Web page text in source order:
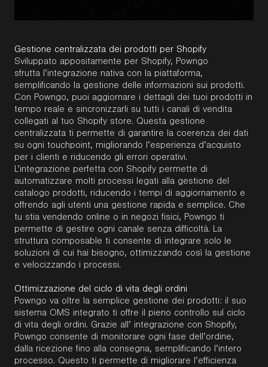
Gestione centralizzata dei prodotti per Shopify
Sviluppato appositamente per Shopify, Powngo
sfrutta l’integrazione nativa con la piattaforma,
semplificando la gestione delle informazioni sui prodotti.
Con Powngo, puoi aggiornare i dettagli dei tuoi prodotti in
tempo reale e sincronizzarli su tutti i canali di vendita
collegati al tuo Shopify store. Questa gestione
centralizzata ti permette di garantire la coerenza dei dati
su ogni touchpoint, migliorando l’esperienza d’acquisto
per i clienti e riducendo gli errori operativi.
L’integrazione perfetta con Shopify permette di
automatizzare molti processi legati alla gestione del
catalogo prodotti, riducendo i tempi di aggiornamento e
offrendo agli utenti una gestione rapida e semplice. Che
tu stia vendendo online o in negozi fisici, Powngo ti
permette di gestire ogni canale senza difficoltà. La
struttura composable ti consente di integrare solo le
soluzioni di cui hai bisogno, ottimizzando così la gestione
e velocizzando i processi.
Ottimizzazione del ciclo di vita degli ordini
Powngo va oltre la semplice gestione dei prodotti: il suo
sistema OMS integrato ti offre il pieno controllo sul ciclo
di vita degli ordini. Grazie all’ integrazione con Shopify,
Powngo consente di monitorare ogni fase dell’ordine,
dalla ricezione fino alla consegna, semplificando l’intero
processo. Questo ti permette di migliorare l’efficienza